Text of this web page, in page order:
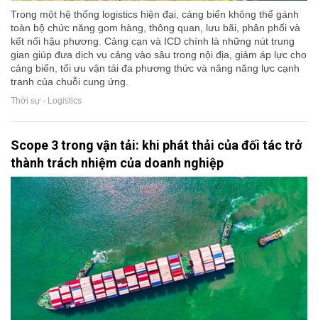
Trong một hệ thống logistics hiện đại, cảng biển không thể gánh
toàn bộ chức năng gom hàng, thông quan, lưu bãi, phân phối và
kết nối hậu phương. Cảng cạn và ICD chính là những nút trung
gian giúp đưa dịch vụ cảng vào sâu trong nội địa, giảm áp lực cho
cảng biển, tối ưu vận tải đa phương thức và nâng năng lực cạnh
tranh của chuỗi cung ứng.
Thời sự - Logistics
Scope 3 trong vận tải: khi phát thải của đối tác trở
thành trách nhiệm của doanh nghiệp